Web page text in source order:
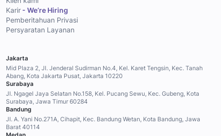
Karir - We’re Hiring
Pemberitahuan Privasi
Persyaratan Layanan
Jakarta
Mid Plaza 2, Jl. Jenderal Sudirman No.4, Kel. Karet Tengsin, Kec. Tanah
Abang, Kota Jakarta Pusat, Jakarta 10220
Surabaya
Jl. Ngagel Jaya Selatan No.158, Kel. Pucang Sewu, Kec. Gubeng, Kota
Surabaya, Jawa Timur 60284
Bandung
Jl. A. Yani No.271A, Cihapit, Kec. Bandung Wetan, Kota Bandung, Jawa
Barat 40114